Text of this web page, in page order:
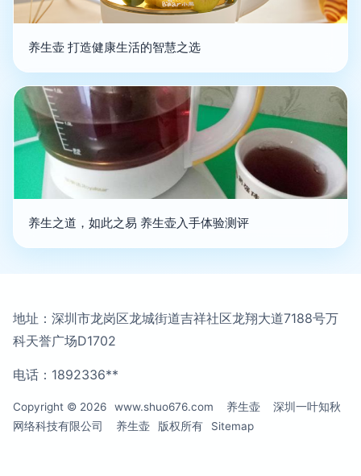
养生壶 打造健康生活的智慧之选
养生之道，如此之易 养生壶入手体验测评
地址：深圳市龙岗区龙城街道吉祥社区龙翔大道7188号万
科天誉广场D1702
电话：1892336**
Copyright © 2026 www.shuo676.com 养生壶
深圳一叶知秋
网络科技有限公司
养生壶 版权所有 Sitemap